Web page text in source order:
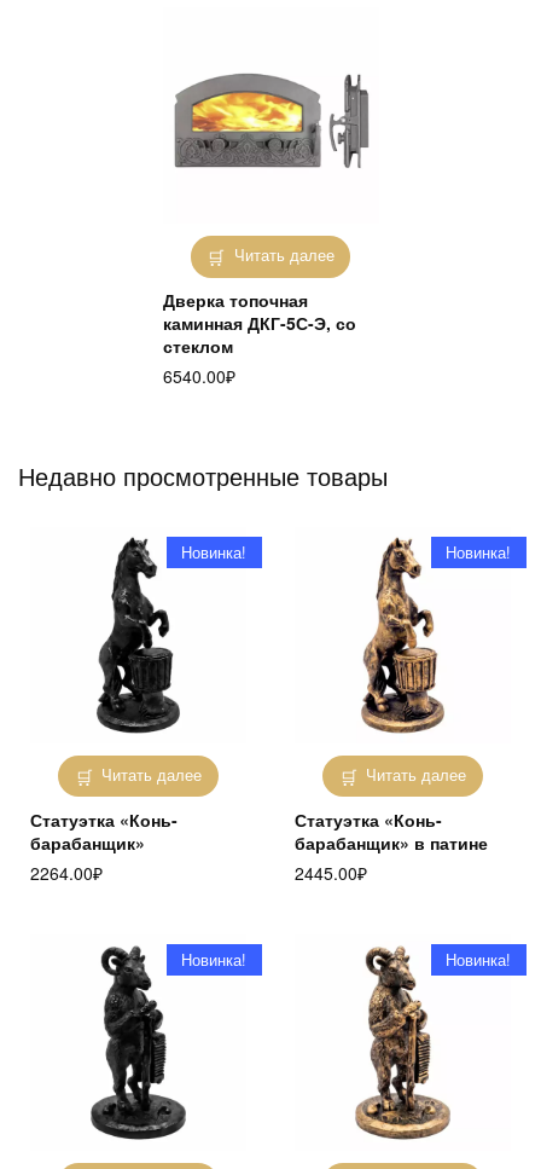
Читать далее
Дверка топочная
каминная ДКГ-5С-Э, со
стеклом
6540.00₽
Недавно просмотренные товары
Читать далее
Новинка!
Статуэтка «Конь-
барабанщик»
2264.00₽
Читать далее
Новинка!
Статуэтка «Конь-
барабанщик» в патине
2445.00₽
Новинка! Новинка!